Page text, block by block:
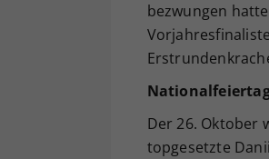
bezwungen
Der 26. Oktober
topgesetzte